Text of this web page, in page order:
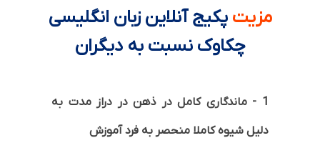
مزیتپکیج آنلاین زبان انگلیسی
چکاوک نسبت به دیگران
1 - ماندگاری کامل در ذهن در دراز مدت به
دلیل شیوه کاملا منحصر به فرد آموزش